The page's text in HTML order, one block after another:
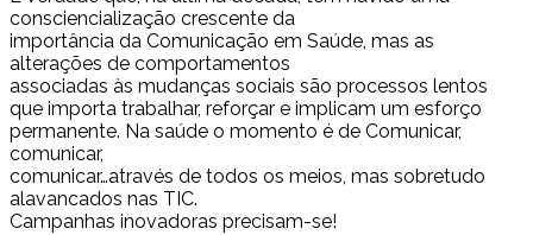
consciencialização crescente da
importância da Comunicação em Saúde, mas as
alterações de comportamentos
associadas às mudanças sociais são processos lentos
que importa trabalhar, reforçar e implicam um esforço
permanente. Na saúde o momento é de Comunicar,
comunicar,
comunicar…através de todos os meios, mas sobretudo
alavancados nas TIC.
Campanhas inovadoras precisam-se!